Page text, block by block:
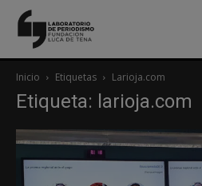
Inicio Etiquetas Larioja.com
Etiqueta: larioja.com